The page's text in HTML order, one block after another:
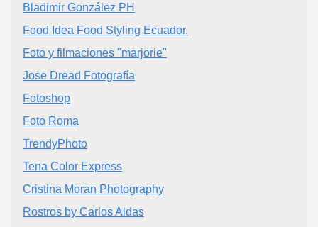
Bladimir González PH
Food Idea Food Styling Ecuador.
Foto y filmaciones "marjorie"
Jose Dread Fotografía
Fotoshop
Foto Roma
TrendyPhoto
Tena Color Express
Cristina Moran Photography
Rostros by Carlos Aldas